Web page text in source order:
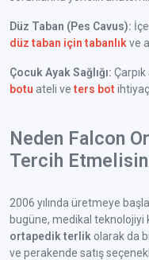
Düz Taban (Pes Cavus):
düz taban için tabanlık ve
Çocuk Ayak Sağlığı:
botu ateli veters bot
Neden Falcon
Tercih
2006 yılında üretmeye
bugüne, medikal teknolojiyi
ortapedik terlik olarak da
ve perakende satış